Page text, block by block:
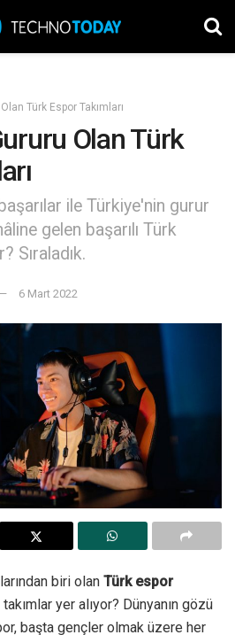
Türk Espor Takımları
Olan Türk
ile Türkiye'nin gurur
gelen başarılı Türk
Sıraladık.
6 Mart 2022
biri olan Türk espor
yer alıyor? Dünyanın gözü
başta gençler olmak üzere her